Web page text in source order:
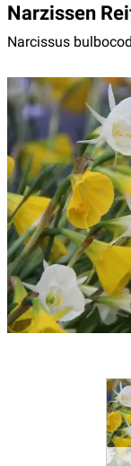
Narzissen
Narcissus